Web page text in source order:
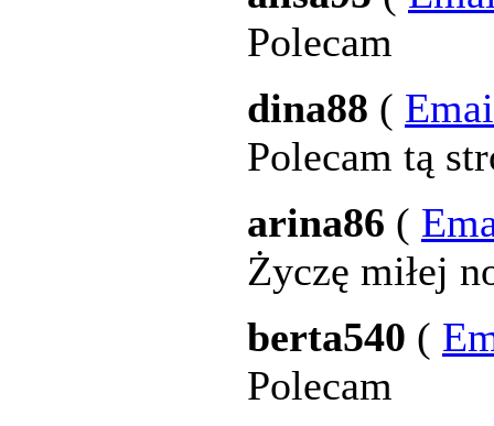
Polecam
dina88 (
Polecam tą
arina86 (
Życzę miłej
berta540 (
Polecam